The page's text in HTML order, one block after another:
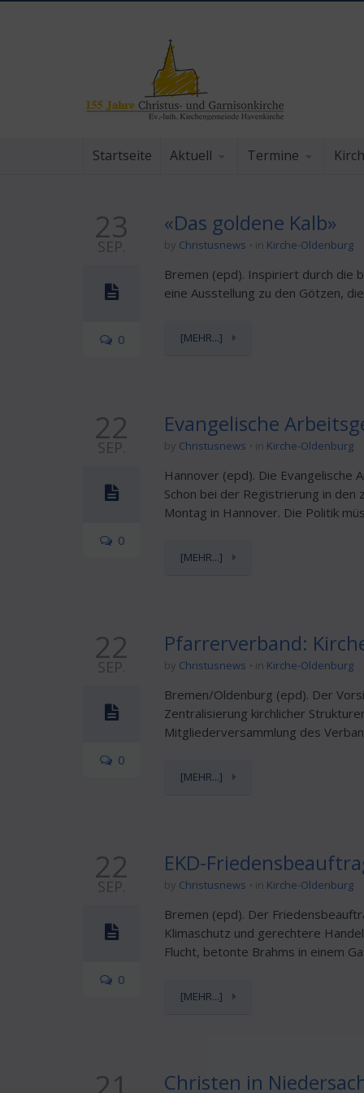
Startseite Aktuell Termine
23
SEP.
0
«Das goldene Kalb»
by Christusnews in Kirche-Oldenburg
Bremen (epd). Inspiriert durch die
eine Ausstellung zu den Götzen,
[MEHR...]
22
SEP.
0
Evangelische
by Christusnews in Kirche-Oldenburg
Hannover (epd). Die Evangelische
Schon bei der Registrierung in
Montag in Hannover. Die Politik
[MEHR...]
22
SEP.
0
Pfarrerverband:
by Christusnews in Kirche-Oldenburg
Bremen/Oldenburg (epd). Der
Zentralisierung kirchlicher
Mitgliederversammlung des
[MEHR...]
22
SEP.
0
EKD-
by Christusnews in Kirche-Oldenburg
Bremen (epd). Der
Klimaschutz und gerechtere
Flucht, betonte Brahms in einem
[MEHR...]
Christen in